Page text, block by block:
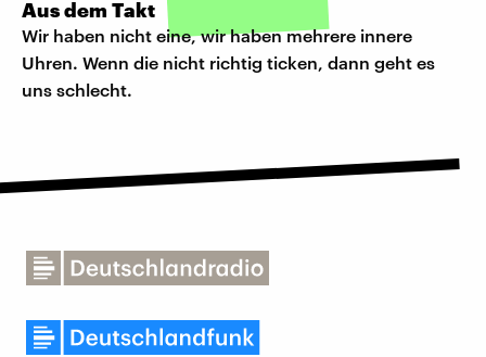
Aus dem Takt
Wir haben nicht eine, wir haben mehrere innere
Uhren. Wenn die nicht richtig ticken, dann geht es
uns schlecht.